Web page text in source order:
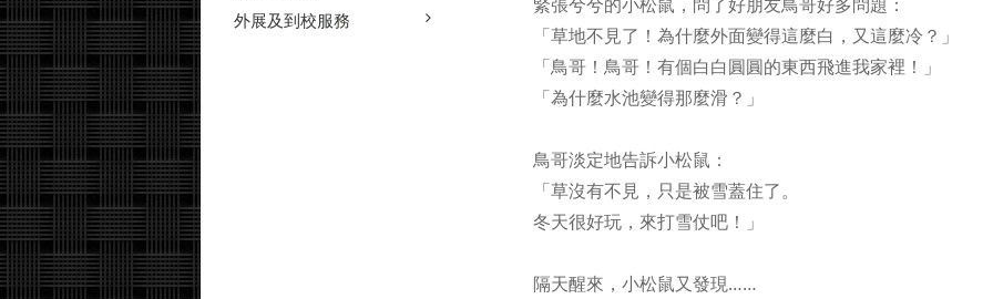
外展及到校服務
「草地不見了！為什麼外面變得這麼白，又這麼冷？」
「鳥哥！鳥哥！有個白白圓圓的東西飛進我家裡！」
「為什麼水池變得那麼滑？」
鳥哥淡定地告訴小松鼠：
「草沒有不見，只是被雪蓋住了。
冬天很好玩，來打雪仗吧！」
隔天醒來，小松鼠又發現……